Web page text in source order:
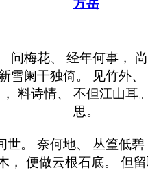
方岳
问梅花、 经年何事，
雪阑干独倚。 见竹外
料诗情、 不但江山耳
思。
世。 奈何地、 丛篁低
， 便做云根石底。 但留